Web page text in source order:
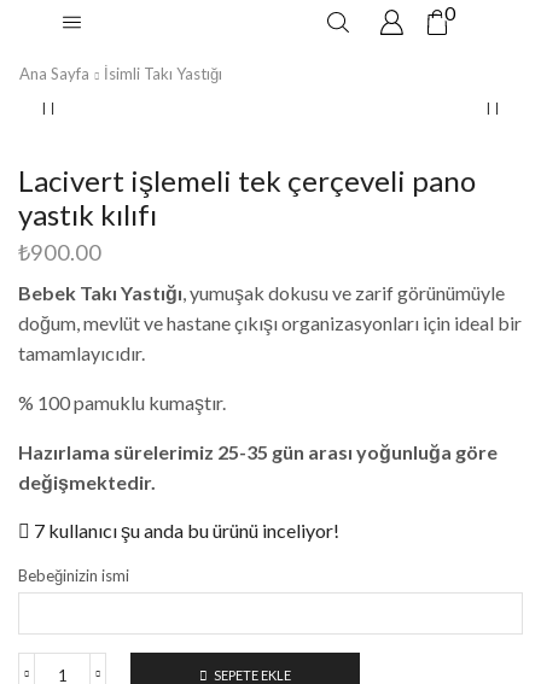
0
Ana Sayfa İsimli Takı Yastığı
Lacivert işlemeli tek çerçeveli pano
yastık kılıfı
₺900.00
Bebek Takı Yastığı , yumuşak dokusu ve zarif görünümüyle
doğum, mevlüt ve hastane çıkışı organizasyonları için ideal bir
tamamlayıcıdır.
% 100 pamuklu kumaştır.
Hazırlama sürelerimiz 25-35 gün arası yoğunluğa göre
değişmektedir.
7 kullanıcı şu anda bu ürünü inceliyor!
Bebeğinizin ismi
SEPETE EKLE